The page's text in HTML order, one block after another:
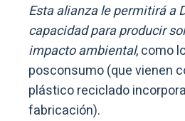
Esta alianza le permitirá a
capacidad para producir
impacto ambiental, como
posconsumo (que vienen
plástico reciclado
fabricación).